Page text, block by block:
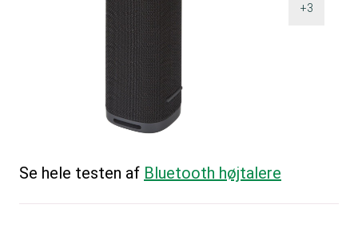
+3
Se hele testen af Bluetooth højtalere